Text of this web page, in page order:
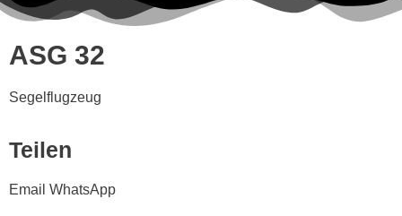
ASG 32
Segelflugzeug
Teilen
Email WhatsApp